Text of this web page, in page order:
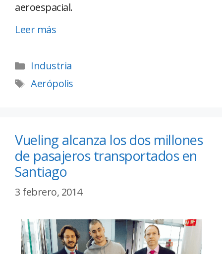
aeroespacial.
Leer más
Industria
Aerópolis
Vueling alcanza los dos millones
de pasajeros transportados en
Santiago
3 febrero, 2014